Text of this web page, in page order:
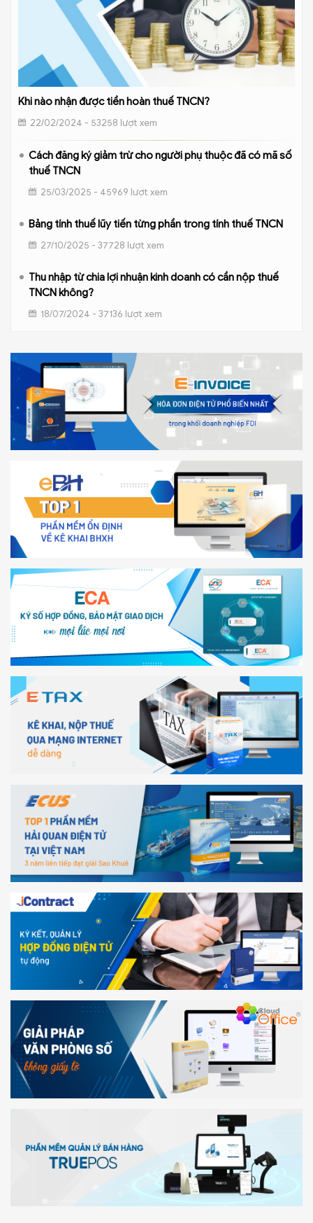
Khi nào nhận được tiền hoàn thuế TNCN?
22/02/2024 - 53258 lượt xem
Cách đăng ký giảm trừ cho người phụ thuộc đã có mã số
thuế TNCN
25/03/2025 - 45969 lượt xem
Bảng tính thuế lũy tiến từng phần trong tính thuế TNCN
27/10/2025 - 37728 lượt xem
Thu nhập từ chia lợi nhuận kinh doanh có cần nộp thuế
TNCN không?
18/07/2024 - 37136 lượt xem